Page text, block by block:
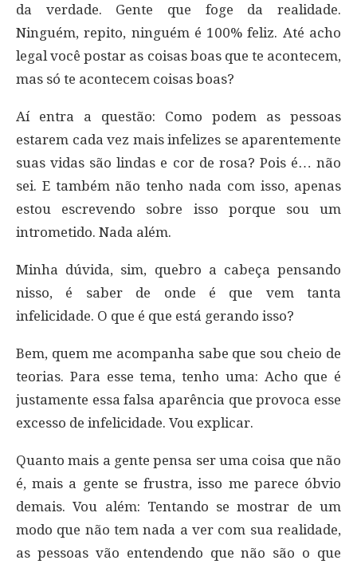
da verdade. Gente que foge da realidade.
Ninguém, repito, ninguém é 100% feliz. Até acho
legal você postar as coisas boas que te acontecem,
mas só te acontecem coisas boas?
Aí entra a questão: Como podem as pessoas
estarem cada vez mais infelizes se aparentemente
suas vidas são lindas e cor de rosa? Pois é… não
sei. E também não tenho nada com isso, apenas
estou escrevendo sobre isso porque sou um
intrometido. Nada além.
Minha dúvida, sim, quebro a cabeça pensando
nisso, é saber de onde é que vem tanta
infelicidade. O que é que está gerando isso?
Bem, quem me acompanha sabe que sou cheio de
teorias. Para esse tema, tenho uma: Acho que é
justamente essa falsa aparência que provoca esse
excesso de infelicidade. Vou explicar.
Quanto mais a gente pensa ser uma coisa que não
é, mais a gente se frustra, isso me parece óbvio
demais. Vou além: Tentando se mostrar de um
modo que não tem nada a ver com sua realidade,
as pessoas vão entendendo que não são o que